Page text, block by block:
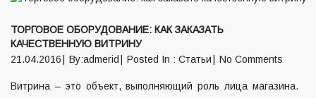
ТОРГОВОЕ ОБОРУДОВАНИЕ: КАК ЗАКАЗАТЬ
КАЧЕСТВЕННУЮ ВИТРИНУ
21.04.2016
By:admerid Posted In : Статьи No Comments
Витрина – это объект, выполняющий роль лица магазина.